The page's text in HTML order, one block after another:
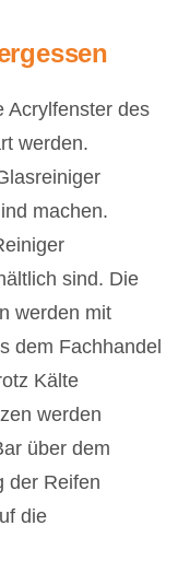
Acrylfenster des
werden.
machen.
sind. Die
werden mit
dem Fachhandel
Kälte
werden
über dem
der Reifen
die